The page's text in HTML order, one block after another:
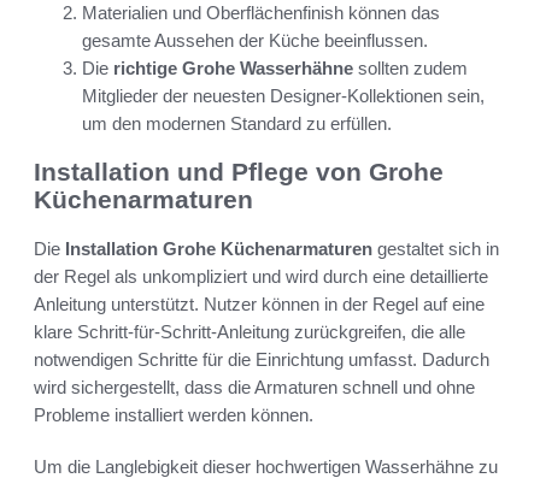
Materialien und Oberflächenfinish können das
gesamte Aussehen der Küche beeinflussen.
Die richtige Grohe Wasserhähne sollten zudem
Mitglieder der neuesten Designer-Kollektionen sein,
um den modernen Standard zu erfüllen.
Installation und Pflege von Grohe
Küchenarmaturen
Die Installation Grohe Küchenarmaturen gestaltet sich in
der Regel als unkompliziert und wird durch eine detaillierte
Anleitung unterstützt. Nutzer können in der Regel auf eine
klare Schritt-für-Schritt-Anleitung zurückgreifen, die alle
notwendigen Schritte für die Einrichtung umfasst. Dadurch
wird sichergestellt, dass die Armaturen schnell und ohne
Probleme installiert werden können.
Um die Langlebigkeit dieser hochwertigen Wasserhähne zu